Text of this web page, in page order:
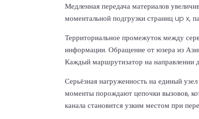
Медленная передача материалов
моментальной подгрузки страниц up x,
Территориальное промежуток между
информации. Обращение от юзера из
Каждый маршрутизатор на направлении
Серьёзная нагруженность на единый
моменты порождают цепочки вызовов,
канала становится узким местом при